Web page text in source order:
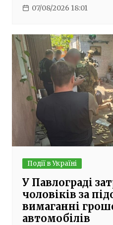
07/08/2026 18:01
Події в Україні
У Павлограді
чоловіків за
вимаганні
автомобілів